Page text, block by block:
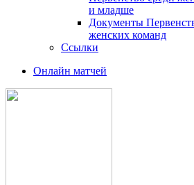
и младше
Документы
женских команд
Ссылки
Онлайн матчей